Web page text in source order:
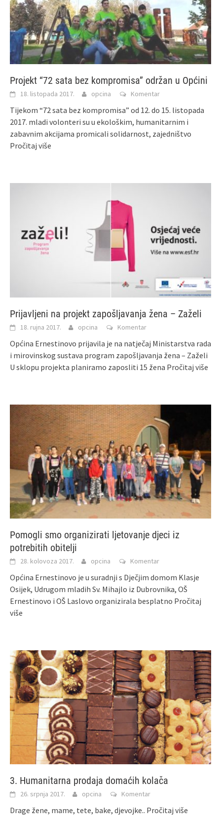
Projekt “72 sata bez kompromisa” održan u Općini
18. listopada 2017. opcina Komentar
Tijekom “72 sata bez kompromisa” od 12. do 15. listopada
2017. mladi volonteri su u ekološkim, humanitarnim i
zabavnim akcijama promicali solidarnost, zajedništvo
Pročitaj više
Prijavljeni na projekt zapošljavanja žena – Zaželi
18. rujna 2017. opcina Komentar
Općina Ernestinovo prijavila je na natječaj Ministarstva rada
i mirovinskog sustava program zapošljavanja žena – Zaželi
U sklopu projekta planiramo zaposliti 15 žena Pročitaj više
Pomogli smo organizirati ljetovanje djeci iz
potrebitih obitelji
28. kolovoza 2017. opcina Komentar
Općina Ernestinovo je u suradnji s Dječjim domom Klasje
Osijek, Udrugom mladih Sv. Mihajlo iz Dubrovnika, OŠ
Ernestinovo i OŠ Laslovo organizirala besplatno Pročitaj
više
3. Humanitarna prodaja domaćih kolača
26. srpnja 2017. opcina Komentar
Drage žene, mame, tete, bake, djevojke.. Pročitaj više